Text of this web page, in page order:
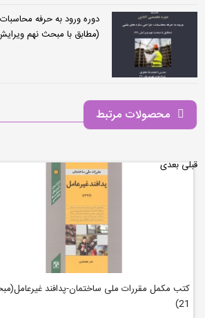
دوره ورود به حرفه
(مطابق با مبحث نهم ویرایش
محصولات مرتبط
قبلیبعدی
کتب مکمل مقررات ملی ساختمان-پدافند
21)